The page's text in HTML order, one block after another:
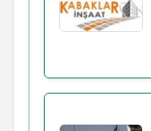
Gökhan keleş